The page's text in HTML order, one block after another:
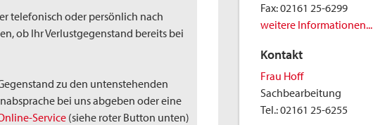
telefonisch oder persönlich nach
ob Ihr Verlustgegenstand bereits bei
zu den untenstehenden
bei uns abgeben oder eine
Service(siehe roter Button unten)
Fax:02161 25-6299
weitere Informationen...
Kontakt
Frau Hoff
Sachbearbeitung
Tel.:02161 25-6255